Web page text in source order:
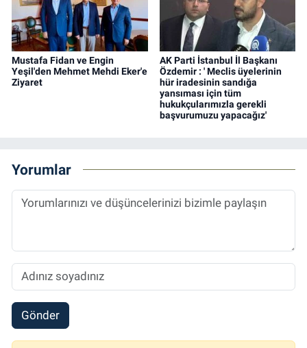
Mustafa Fidan ve Engin
Yeşil'den Mehmet Mehdi Eker'e
Ziyaret
AK Parti İstanbul İl Başkanı
Özdemir : ' Meclis üyelerinin
hür iradesinin sandığa
yansıması için tüm
hukukçularımızla gerekli
başvurumuzu yapacağız'
Yorumlar
Gönder